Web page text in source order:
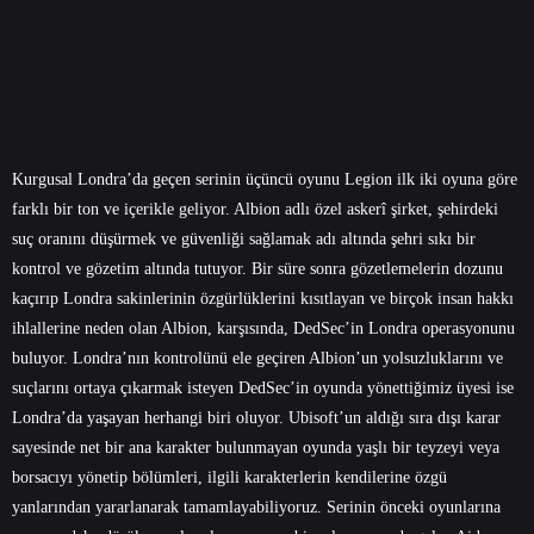
Kurgusal Londra’da geçen serinin üçüncü oyunu Legion ilk iki oyuna göre
farklı bir ton ve içerikle geliyor. Albion adlı özel askerî şirket, şehirdeki
suç oranını düşürmek ve güvenliği sağlamak adı altında şehri sıkı bir
kontrol ve gözetim altında tutuyor. Bir süre sonra gözetlemelerin dozunu
kaçırıp Londra sakinlerinin özgürlüklerini kısıtlayan ve birçok insan hakkı
ihlallerine neden olan Albion, karşısında, DedSec’in Londra operasyonunu
buluyor. Londra’nın kontrolünü ele geçiren Albion’un yolsuzluklarını ve
suçlarını ortaya çıkarmak isteyen DedSec’in oyunda yönettiğimiz üyesi ise
Londra’da yaşayan herhangi biri oluyor. Ubisoft’un aldığı sıra dışı karar
sayesinde net bir ana karakter bulunmayan oyunda yaşlı bir teyzeyi veya
borsacıyı yönetip bölümleri, ilgili karakterlerin kendilerine özgü
yanlarından yararlanarak tamamlayabiliyoruz. Serinin önceki oyunlarına